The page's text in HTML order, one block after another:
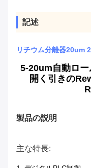
記述
リチウム分離器20um
5-20um自動ロー
開く引きの
製品の説明
主な特長: